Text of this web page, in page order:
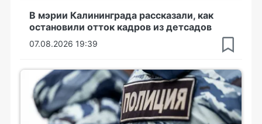
В мэрии Калининграда рассказали, как
остановили отток кадров из детсадов
07.08.2026 19:39